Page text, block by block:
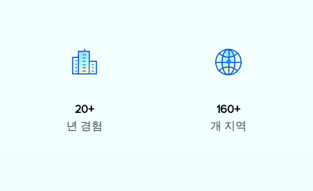
20+
년 경험
160+
개 지역